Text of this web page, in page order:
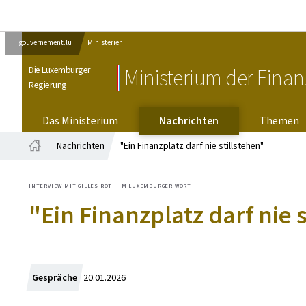
gouvernement.lu Ministerien
Die Luxemburger
Regierung
Ministerium der
Das Ministerium Nachrichten
Themen
Nachrichten "Ein Finanzplatz darf nie stillstehen"
"Ein Finanzplatz darf nie
INTERVIEW MIT GILLES ROTH IM LUXEMBURGER WORT
Gespräche Zum
20.01.2026